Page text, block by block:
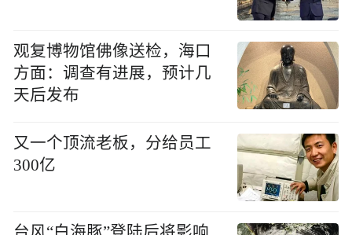
蒋介石写了三封遗书
视频 01:19
中，刘鼎充当什么角色？
视频 02:12
事变真相，毛主席致信感谢